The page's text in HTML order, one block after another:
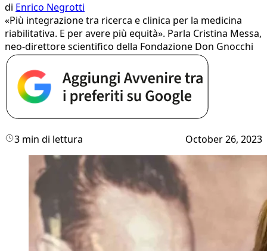
di Enrico Negrotti
«Più integrazione tra ricerca e clinica per la medicina
riabilitativa. E per avere più equità». Parla Cristina Messa,
neo-direttore scientifico della Fondazione Don Gnocchi
3 min di lettura October 26, 2023